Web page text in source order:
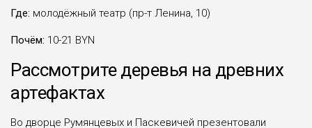
Где: молодёжный театр (пр-т Ленина, 10)
Почём: 10-21 BYN
Рассмотрите деревья на древних
артефактах
Во дворце Румянцевых и Паскевичей презентовали